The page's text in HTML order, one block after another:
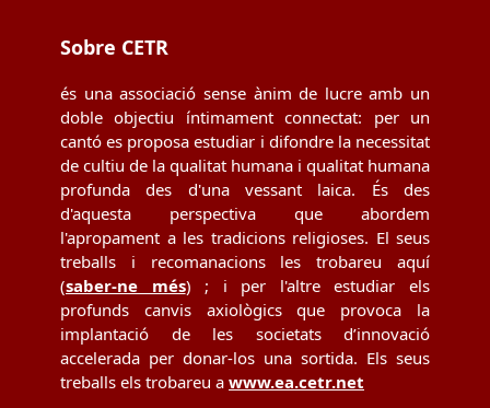
Sobre CETR
és una associació sense ànim de lucre amb un
doble objectiu íntimament connectat: per un
cantó es proposa estudiar i difondre la necessitat
de cultiu de la qualitat humana i qualitat humana
profunda des d'una vessant laica. És des
d'aquesta perspectiva que abordem
l'apropament a les tradicions religioses. El seus
treballs i recomanacions les trobareu aquí
(saber-ne més) ; i per l'altre estudiar els
profunds canvis axiològics que provoca la
implantació de les societats d’innovació
accelerada per donar-los una sortida. Els seus
treballs els trobareu a www.ea.cetr.net